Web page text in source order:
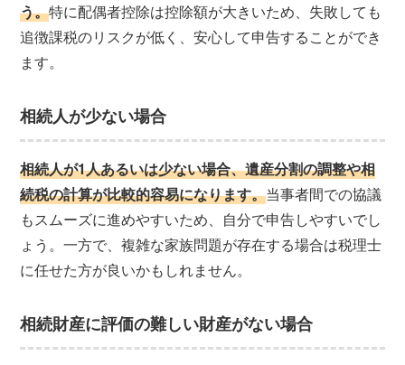
う。特に配偶者控除は控除額が大きいため、失敗しても
追徴課税のリスクが低く、安心して申告することができ
ます。
相続人が少ない場合
相続人が1人あるいは少ない場合、遺産分割の調整や相
続税の計算が比較的容易になります。当事者間での協議
もスムーズに進めやすいため、自分で申告しやすいでし
ょう。一方で、複雑な家族問題が存在する場合は税理士
に任せた方が良いかもしれません。
相続財産に評価の難しい財産がない場合